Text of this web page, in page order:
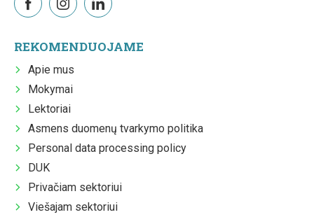
REKOMENDUOJAME
Apie mus
Mokymai
Lektoriai
Asmens duomenų tvarkymo politika
Personal data processing policy
DUK
Privačiam sektoriui
Viešajam sektoriui